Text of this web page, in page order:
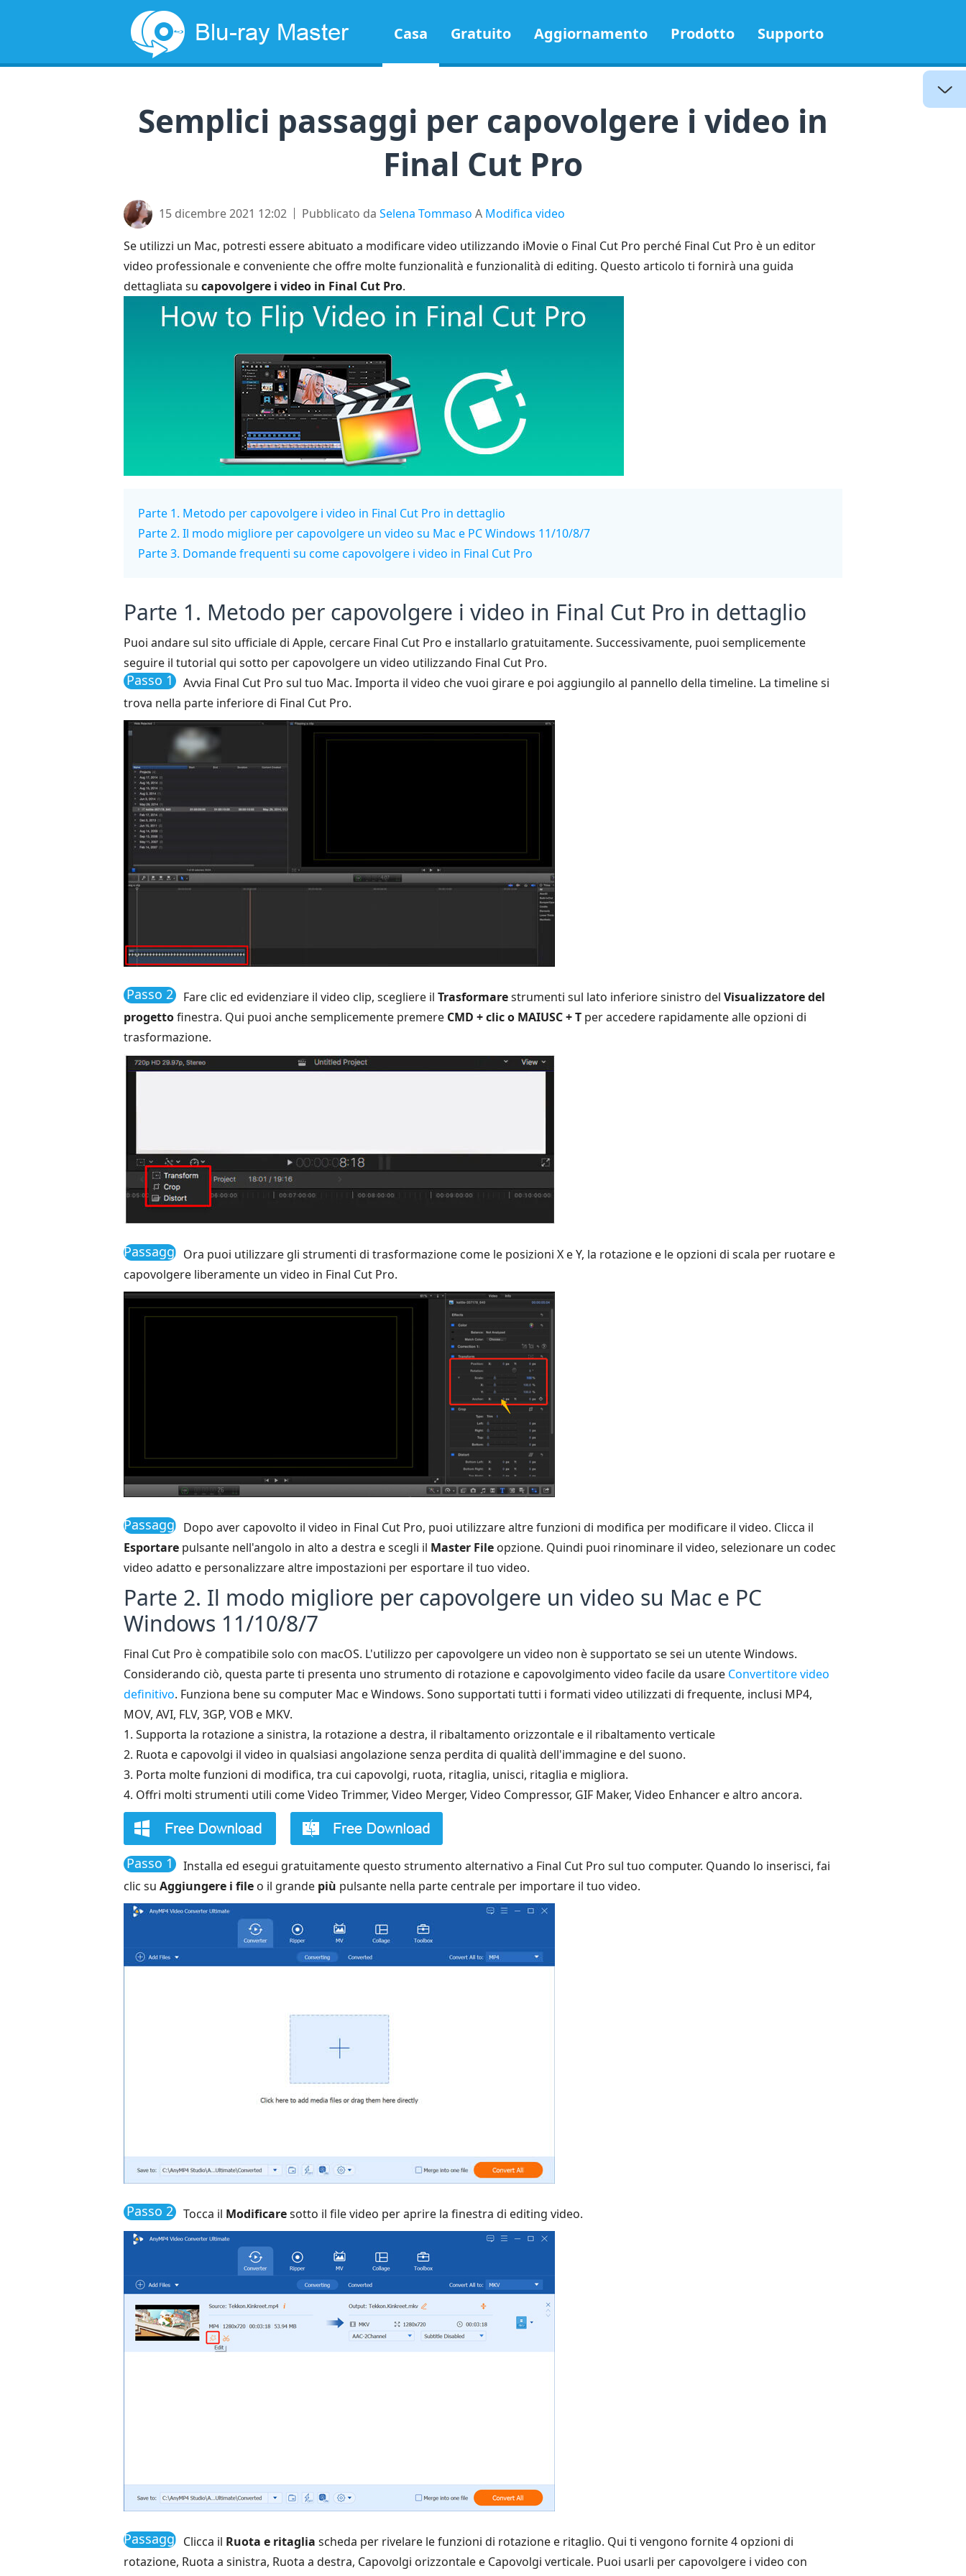
Casa Gratuito Aggiornamento Prodotto Supporto
Semplici passaggi per capovolgere i video in
Final Cut Pro
15 dicembre 2021 12:02 Pubblicato da Selena Tommaso A Modifica video
Se utilizzi un Mac, potresti essere abituato a modificare video utilizzando iMovie o Final Cut Pro perché Final Cut Pro è un editor
video professionale e conveniente che offre molte funzionalità e funzionalità di editing. Questo articolo ti fornirà una guida
dettagliata su capovolgere i video in Final Cut Pro.
Parte 1. Metodo per capovolgere i video in Final Cut Pro in dettaglio
Parte 2. Il modo migliore per capovolgere un video su Mac e PC Windows 11/10/8/7
Parte 3. Domande frequenti su come capovolgere i video in Final Cut Pro
Parte 1. Metodo per capovolgere i video in Final Cut Pro in dettaglio
Puoi andare sul sito ufficiale di Apple, cercare Final Cut Pro e installarlo gratuitamente. Successivamente, puoi semplicemente
seguire il tutorial qui sotto per capovolgere un video utilizzando Final Cut Pro.
Passo 1
Avvia Final Cut Pro sul tuo Mac. Importa il video che vuoi girare e poi aggiungilo al pannello della timeline. La timeline si
trova nella parte inferiore di Final Cut Pro.
Passo 2 Fare clic ed evidenziare il video clip, scegliere il Trasformarestrumenti sul lato inferiore sinistro del Visualizzatore del
progettofinestra. Qui puoi anche semplicemente premere CMD + clic o MAIUSC + T per accedere rapidamente alle opzioni di
trasformazione.
Passaggio
3
Ora puoi utilizzare gli strumenti di trasformazione come le posizioni X e Y, la rotazione e le opzioni di scala per ruotare e
capovolgere liberamente un video in Final Cut Pro.
Passaggio
4
Dopo aver capovolto il video in Final Cut Pro, puoi utilizzare altre funzioni di modifica per modificare il video. Clicca il
Esportare pulsante nell'angolo in alto a destra e scegli il Master File opzione. Quindi puoi rinominare il video, selezionare un codec
video adatto e personalizzare altre impostazioni per esportare il tuo video.
Parte 2. Il modo migliore per capovolgere un video su Mac e PC
Windows 11/10/8/7
Final Cut Pro è compatibile solo con macOS. L'utilizzo per capovolgere un video non è supportato se sei un utente Windows.
Considerando ciò, questa parte ti presenta uno strumento di rotazione e capovolgimento video facile da usare Convertitore video
definitivo. Funziona bene su computer Mac e Windows. Sono supportati tutti i formati video utilizzati di frequente, inclusi MP4,
MOV, AVI, FLV, 3GP, VOB e MKV.
1. Supporta la rotazione a sinistra, la rotazione a destra, il ribaltamento orizzontale e il ribaltamento verticale
2. Ruota e capovolgi il video in qualsiasi angolazione senza perdita di qualità dell'immagine e del suono.
3. Porta molte funzioni di modifica, tra cui capovolgi, ruota, ritaglia, unisci, ritaglia e migliora.
4. Offri molti strumenti utili come Video Trimmer, Video Merger, Video Compressor, GIF Maker, Video Enhancer e altro ancora.
Passo 1
Installa ed esegui gratuitamente questo strumento alternativo a Final Cut Pro sul tuo computer. Quando lo inserisci, fai
clic su Aggiungere i file o il grande più pulsante nella parte centrale per importare il tuo video.
Passo 2 Tocca il Modificaresotto il file video per aprire la finestra di editing video.
Passaggio
3
Clicca il Ruota e ritaglia scheda per rivelare le funzioni di rotazione e ritaglio. Qui ti vengono fornite 4 opzioni di
rotazione, Ruota a sinistra, Ruota a destra, Capovolgi orizzontale e Capovolgi verticale. Puoi usarli per capovolgere i video con